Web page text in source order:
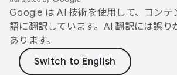
Google は AI 技術を使用して、コンテ
語に翻訳しています。AI 翻訳には誤り
あります。